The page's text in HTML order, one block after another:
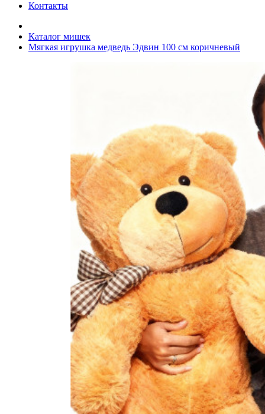
Контакты
Каталог мишек
Мягкая игрушка медведь Эдвин 100 см коричневый